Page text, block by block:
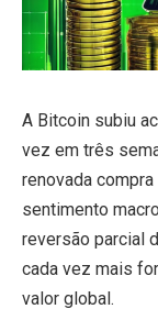
A Bitcoin subiu
vez em três
renovada
sentimento
reversão parcial
cada vez mais
valor global.